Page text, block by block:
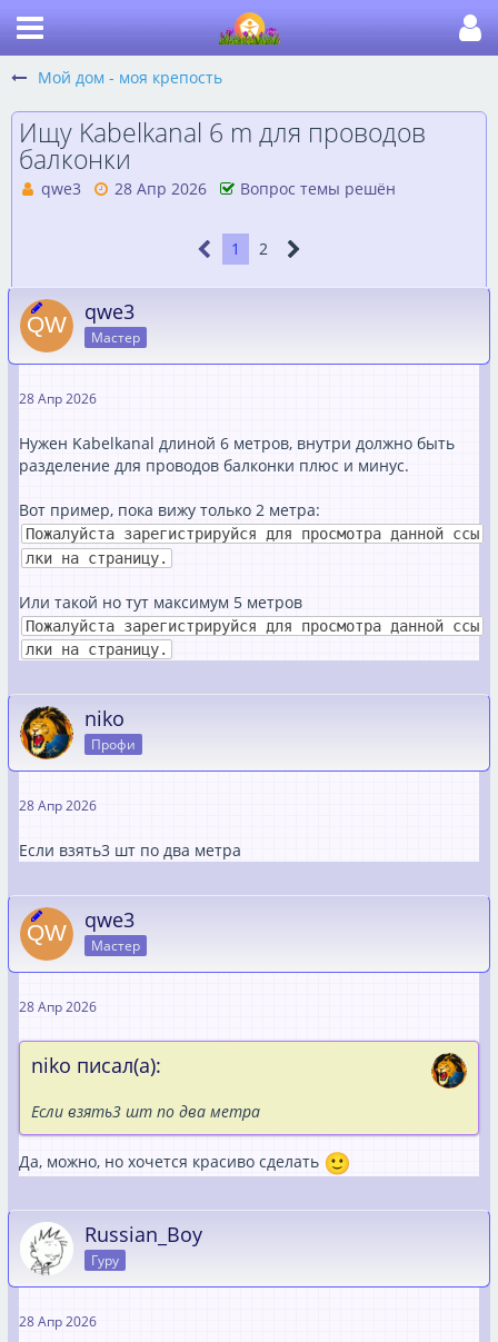
Мой дом - моя крепость
Ищу Kabelkanal 6 m для проводов
балконки
qwe3 28 Апр 2026 Вопрос темы решён
1 2
qwe3
Мастер
28 Апр 2026
Нужен Kabelkanal длиной 6 метров, внутри должно быть
разделение для проводов балконки плюс и минус.
Вот пример, пока вижу только 2 метра:
Пожалуйста зарегистрируйся для просмотра данной ссы
лки на страницу.
Или такой но тут максимум 5 метров
Пожалуйста зарегистрируйся для просмотра данной ссы
лки на страницу.
niko
Профи
28 Апр 2026
Если взять3 шт по два метра
qwe3
Мастер
28 Апр 2026
niko писал(а):
Если взять3 шт по два метра
Да, можно, но хочется красиво сделать
Russian_Boy
Гуру
28 Апр 2026